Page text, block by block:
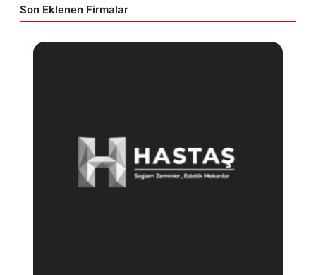
Son Eklenen Firmalar